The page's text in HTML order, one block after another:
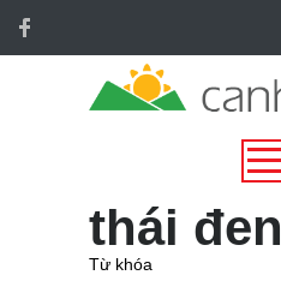
thái đen
Từ khóa